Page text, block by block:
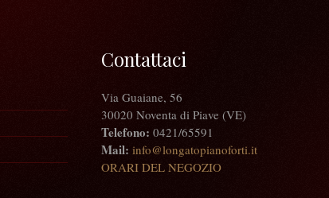
Contattaci
Via Guaiane, 56
30020 Noventa di Piave (VE)
Telefono: 0421/65591
Mail: info@longatopianoforti.it
ORARI DEL NEGOZIO